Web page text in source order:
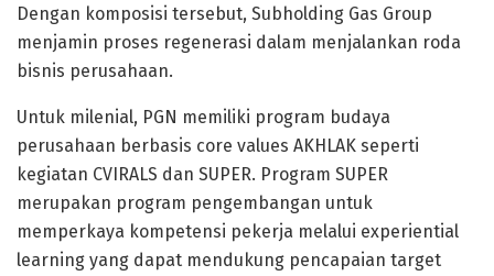
Dengan komposisi tersebut, Subholding Gas Group
menjamin proses regenerasi dalam menjalankan roda
bisnis perusahaan.
Untuk milenial, PGN memiliki program budaya
perusahaan berbasis core values AKHLAK seperti
kegiatan CVIRALS dan SUPER. Program SUPER
merupakan program pengembangan untuk
memperkaya kompetensi pekerja melalui experiential
learning yang dapat mendukung pencapaian target